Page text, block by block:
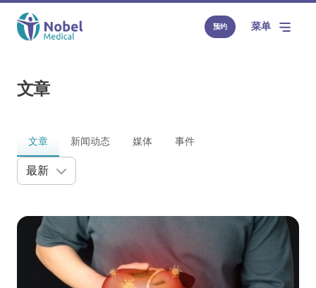
预约 菜单
文章
文章 新闻动态 媒体 事件